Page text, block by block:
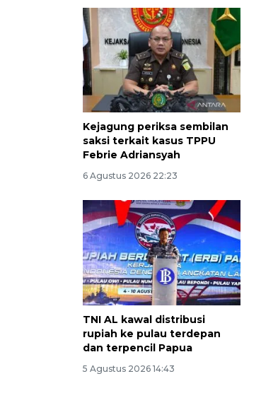
Kejagung periksa sembilan
saksi terkait kasus TPPU
Febrie Adriansyah
6 Agustus 2026 22:23
TNI AL kawal distribusi
rupiah ke pulau terdepan
dan terpencil Papua
5 Agustus 2026 14:43